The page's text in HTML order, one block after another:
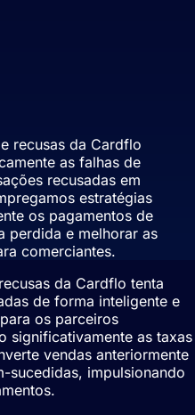
recusas da Cardflo
as falhas de
recusadas em
estratégias
os pagamentos de
perdida e melhorar as
comerciantes.
da Cardflo tenta
de forma inteligente e
os parceiros
significativamente as taxas
vendas anteriormente
sucedidas, impulsionando